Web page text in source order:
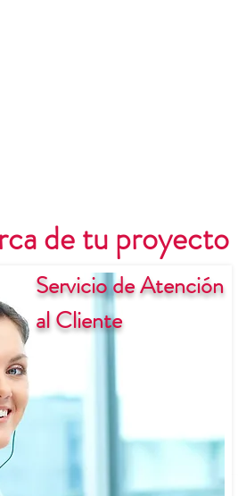
de tu proyecto
Servicio de Atención
al Cliente